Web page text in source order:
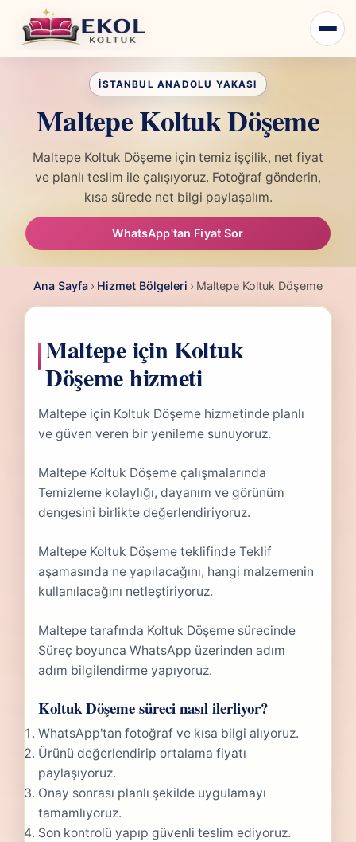
Maltepe Koltuk Döşeme
Maltepe Koltuk Döşeme için temiz işçilik, net fiyat
ve planlı teslim ile çalışıyoruz. Fotoğraf gönderin,
kısa sürede net bilgi paylaşalım.
WhatsApp'tan Fiyat Sor
Ana Sayfa › Hizmet Bölgeleri › Maltepe Koltuk Döşeme
Maltepe için Koltuk
Döşeme hizmeti
Maltepe için Koltuk Döşeme hizmetinde planlı
ve güven veren bir yenileme sunuyoruz.
Maltepe Koltuk Döşeme çalışmalarında
Temizleme kolaylığı, dayanım ve görünüm
dengesini birlikte değerlendiriyoruz.
Maltepe Koltuk Döşeme teklifinde Teklif
aşamasında ne yapılacağını, hangi malzemenin
kullanılacağını netleştiriyoruz.
Maltepe tarafında Koltuk Döşeme sürecinde
Süreç boyunca WhatsApp üzerinden adım
adım bilgilendirme yapıyoruz.
Koltuk Döşeme süreci nasıl ilerliyor?
WhatsApp'tan fotoğraf ve kısa bilgi alıyoruz.
Ürünü değerlendirip ortalama fiyatı
paylaşıyoruz.
Onay sonrası planlı şekilde uygulamayı
tamamlıyoruz.
Son kontrolü yapıp güvenli teslim ediyoruz.